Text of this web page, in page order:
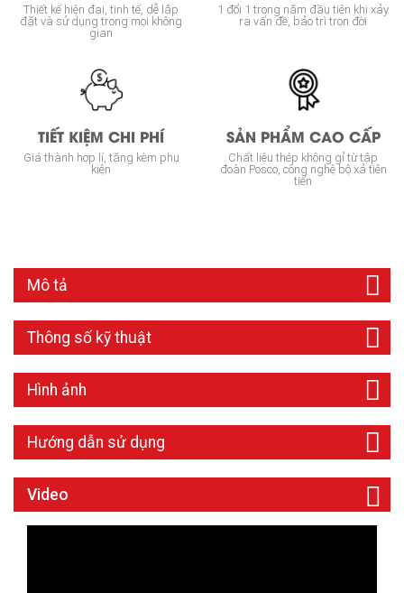
Thiết kế hiện đại, tinh tế, dễ lắp
đặt và sử dụng trong mọi không
gian
1 đổi 1 trong năm đầu tiên khi xảy
ra vấn đề, bảo trì trọn đời
TIẾT KIỆM CHI PHÍ
Giá thành hợp lí, tặng kèm phụ
kiện
SẢN PHẨM CAO CẤP
Chất liệu thép không gỉ từ tập
đoàn Posco, công nghệ bộ xả tiên
tiến
Mô tả
Thông số kỹ thuật
Hình ảnh
Hướng dẫn sử dụng
Video